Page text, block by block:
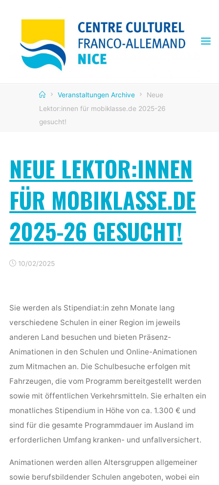
CENTRE
CULTUREL
FRANCO
HomeVeranstaltungen Archive
Neue
Lektor:innen für mobiklasse.de 2025-26
gesucht!
NEUE LEKTOR:INNEN
FÜR MOBIKLASSE.DE
2025-26 GESUCHT!
10/02/2025
Sie werden als Stipendiat:in zehn Monate lang
verschiedene Schulen in einer Region im jeweils
anderen Land besuchen und bieten Präsenz-
Animationen in den Schulen und Online-Animationen
zum Mitmachen an. Die Schulbesuche erfolgen mit
Fahrzeugen, die vom Programm bereitgestellt werden
sowie mit öffentlichen Verkehrsmitteln. Sie erhalten ein
monatliches Stipendium in Höhe von ca. 1.300 € und
sind für die gesamte Programmdauer im Ausland im
erforderlichen Umfang kranken- und unfallversichert.
Animationen werden allen Altersgruppen allgemeiner
sowie berufsbildender Schulen angeboten, wobei ein